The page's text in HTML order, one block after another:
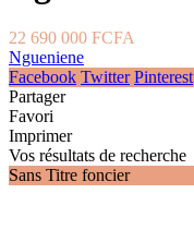
22 690 000 FCFA
Ngueniene
Facebook Twitter Pinterest
Partager
Favori
Imprimer
Vos résultats de recherche
Sans Titre foncier